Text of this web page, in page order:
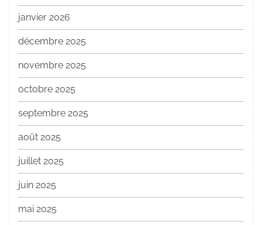
janvier 2026
décembre 2025
novembre 2025
octobre 2025
septembre 2025
août 2025
juillet 2025
juin 2025
mai 2025